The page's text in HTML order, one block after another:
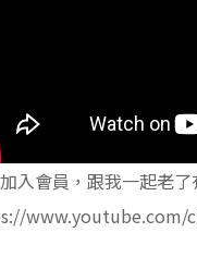
入會員，跟我一起老了
www.youtube.com/